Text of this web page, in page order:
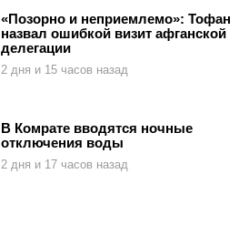
«Позорно и неприемлемо»: Тофан
назвал ошибкой визит афганской
делегации
2 дня и 15 часов назад
В Комрате вводятся ночные
отключения воды
2 дня и 17 часов назад